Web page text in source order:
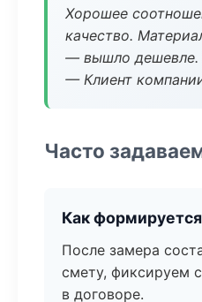
Хорошее
качество.
— вышло дешевле.
— Клиент
Часто
Как
После замера
смету, фиксируем
в договоре.